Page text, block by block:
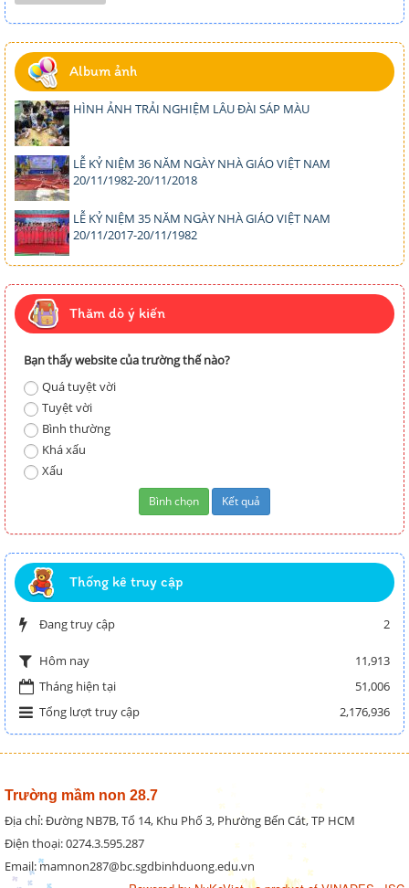
Album ảnh
HÌNH ẢNH TRẢI NGHIỆM LÂU ĐÀI SÁP MÀU
LỄ KỶ NIỆM 36 NĂM NGÀY NHÀ GIÁO VIỆT NAM
20/11/1982-20/11/2018
LỄ KỶ NIỆM 35 NĂM NGÀY NHÀ GIÁO VIỆT NAM
20/11/2017-20/11/1982
Thăm dò ý kiến
Bạn thấy website của trường thế nào?
Quá tuyệt vời
Tuyệt vời
Bình thường
Khá xấu
Xấu
Thống kê truy cập
Đang truy cập 2
Hôm nay
11,913
Tháng hiện tại
51,006
Tổng lượt truy cập
2,176,936
Trường mầm non 28.7
Địa chỉ: Đường NB7B, Tổ 14, Khu Phố 3, Phường Bến Cát, TP HCM
Điện thoại: 0274.3.595.287
Email: mamnon287@bc.sgdbinhduong.edu.vn